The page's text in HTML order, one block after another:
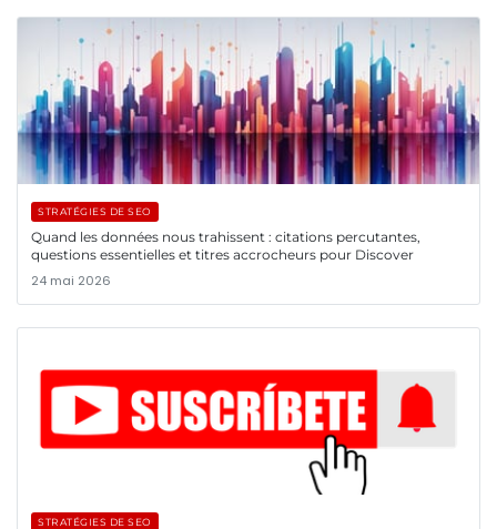
STRATÉGIES DE SEO
Quand les données nous trahissent : citations percutantes,
questions essentielles et titres accrocheurs pour Discover
24 mai 2026
STRATÉGIES DE SEO